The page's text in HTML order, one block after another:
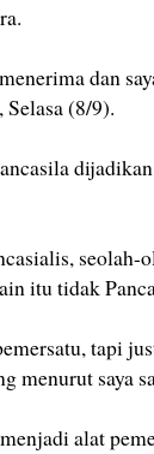
dan
(8/9).
itu tidak
tapi
menurut saya
alat